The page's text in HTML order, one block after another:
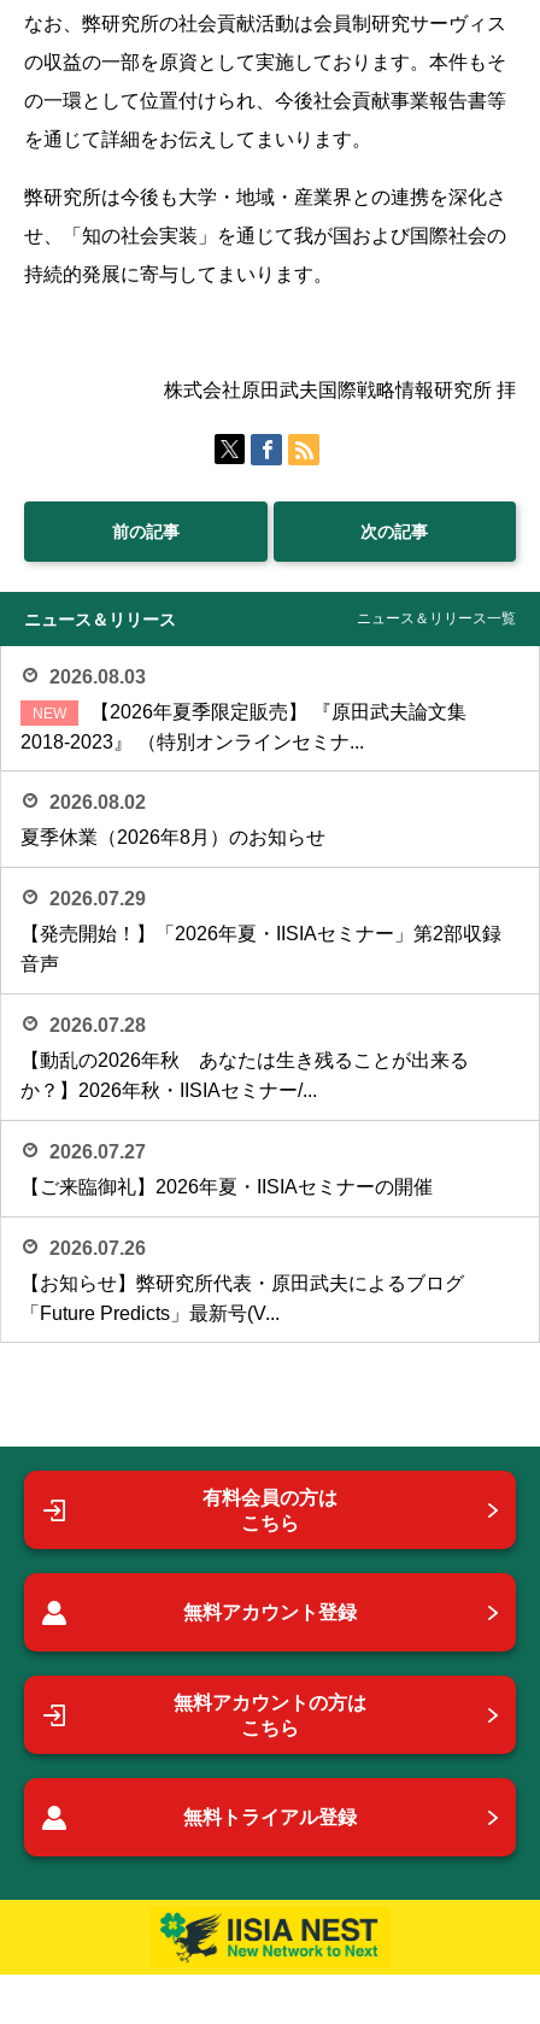
なお、弊研究所の社会貢献活動は会員制研究サーヴィス
の収益の一部を原資として実施しております。本件もそ
の一環として位置付けられ、今後社会貢献事業報告書等
を通じて詳細をお伝えしてまいります。
弊研究所は今後も大学・地域・産業界との連携を深化さ
せ、「知の社会実装」を通じて我が国および国際社会の
持続的発展に寄与してまいります。
株式会社原田武夫国際戦略情報研究所 拝
前の記事 次の記事
ニュース＆リリース ニュース＆リリース一覧
2026.08.03
【2026年夏季限定販売】 『原田武夫論文集
2018-2023』 （特別オンラインセミナ...
2026.08.02
夏季休業（2026年8月）のお知らせ
2026.07.29
【発売開始！】「2026年夏・IISIAセミナー」第2部収録
音声
2026.07.28
【動乱の2026年秋 あなたは生き残ることが出来る
か？】2026年秋・IISIAセミナー/...
2026.07.27
【ご来臨御礼】2026年夏・IISIAセミナーの開催
2026.07.26
【お知らせ】弊研究所代表・原田武夫によるブログ
「Future Predicts」最新号(V...
有料会員の方は
こちら
無料アカウント登録
無料アカウントの方は
こちら
無料トライアル登録